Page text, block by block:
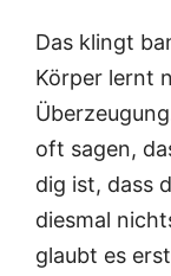
Das klingt
Kör­per lernt
oft sagen,
dig ist, dass
dies­mal
glaubt es